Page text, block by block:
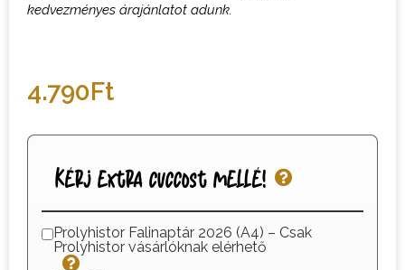
kedvezményes árajánlatot adunk.
4.790Ft
Kérj extra cuccost mellé!
Prolyhistor Falinaptár 2026 (A4) – Csak
Prolyhistor vásárlóknak elérhető